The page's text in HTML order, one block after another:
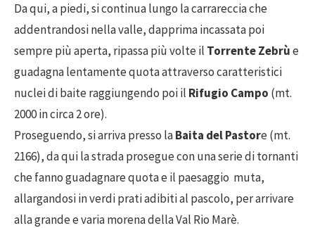
Da qui, a piedi, si continua lungo la carrareccia che
addentrandosi nella valle, dapprima incassata poi
sempre più aperta, ripassa più volte il Torrente Zebrùe
guadagna lentamente quota attraverso caratteristici
nuclei di baite raggiungendo poi il Rifugio Campo (mt.
2000 in circa 2 ore).
Proseguendo, si arriva presso laBaita del Pastore (mt.
2166), da qui la strada prosegue con una serie di tornanti
che fanno guadagnare quota e il paesaggio muta,
allargandosi in verdi prati adibiti al pascolo, per arrivare
alla grande e varia morena della Val Rio Marè.